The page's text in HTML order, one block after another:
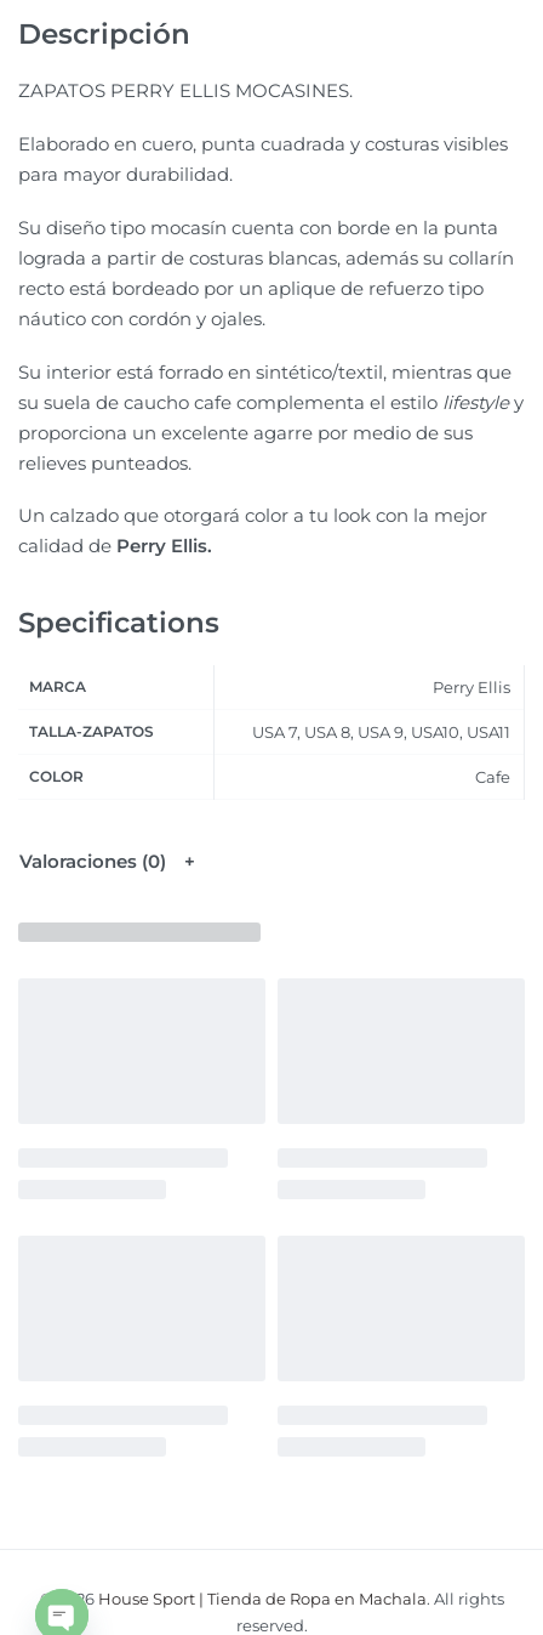
Descripción
ZAPATOS PERRY ELLIS MOCASINES.
Elaborado en cuero, punta cuadrada y costuras visibles
para mayor durabilidad.
Su diseño tipo mocasín cuenta con borde en la punta
lograda a partir de costuras blancas, además su collarín
recto está bordeado por un aplique de refuerzo tipo
náutico con cordón y ojales.
Su interior está forrado en sintético/textil, mientras que
su suela de caucho cafe complementa el estilo lifestyley
proporciona un excelente agarre por medio de sus
relieves punteados.
Un calzado que otorgará color a tu look con la mejor
calidad de Perry Ellis.
Specifications
MARCA Perry Ellis
TALLA-ZAPATOS USA 7, USA 8, USA 9, USA10, USA11
COLOR Cafe
Valoraciones (0)
© 2026 House Sport | Tienda de Ropa en Machala. All rights
reserved.
Open